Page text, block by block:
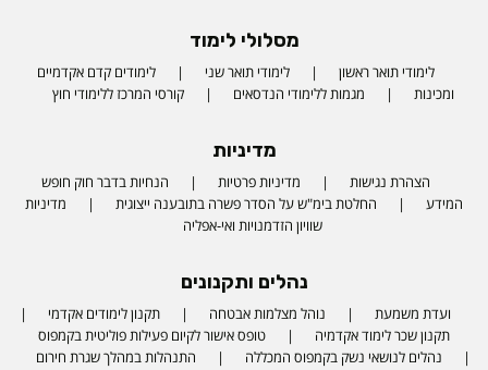
מסלולי לימוד
לימודי תואר ראשון לימודי תואר שני
לימודים קדם אקדמיים
ומכינות
מגמות ללימודי הנדסאים קורסי המרכז ללימודי חוץ
מדיניות
הצהרת נגישות מדיניות פרטיות
הנחיות בדבר חוק חופש
המידע
החלטת בימ"ש על הסדר פשרה בתובענה ייצוגית
מדיניות
שוויון הזדמנויות ואי-אפליה
נהלים ותקנונים
ועדת משמעת נוהל מצלמות אבטחה
תקנון לימודים אקדמי
תקנון שכר לימוד אקדמיה
טופס אישור לקיום פעילות פוליטית בקמפוס
נהלים לנושאי נשק בקמפוס המכללה
התנהלות במהלך שגרת חירום